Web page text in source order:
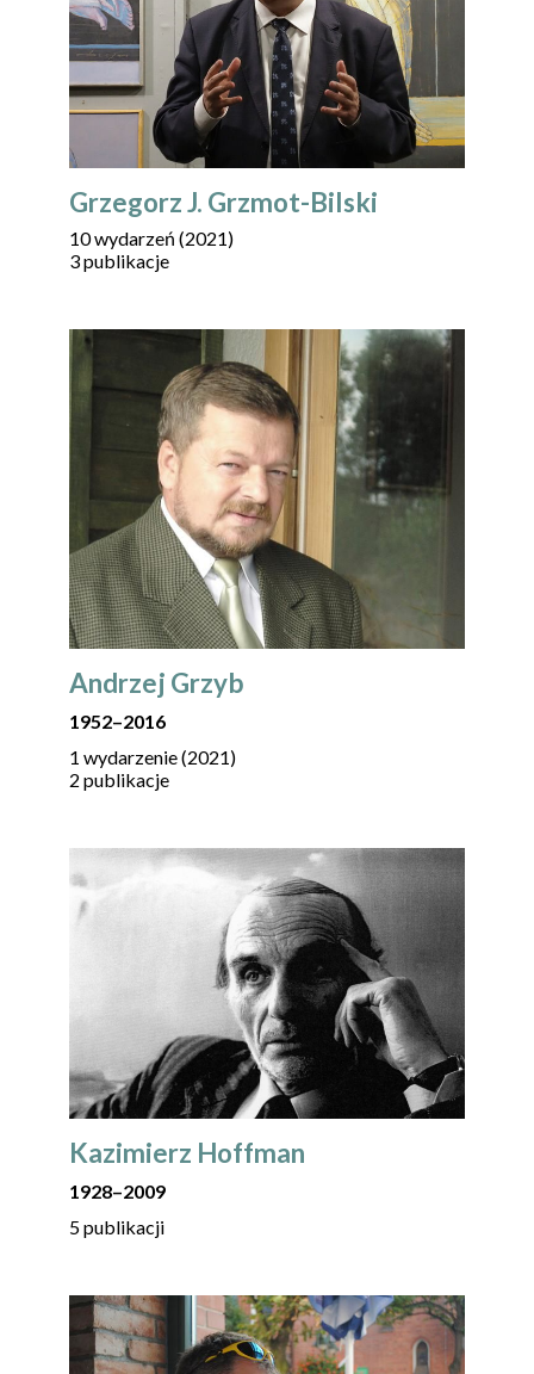
Grzegorz J. Grzmot-Bilski
10 wydarzeń (2021)
3 publikacje
Andrzej Grzyb
1952–2016
1 wydarzenie (2021)
2 publikacje
Kazimierz Hoffman
1928–2009
5 publikacji